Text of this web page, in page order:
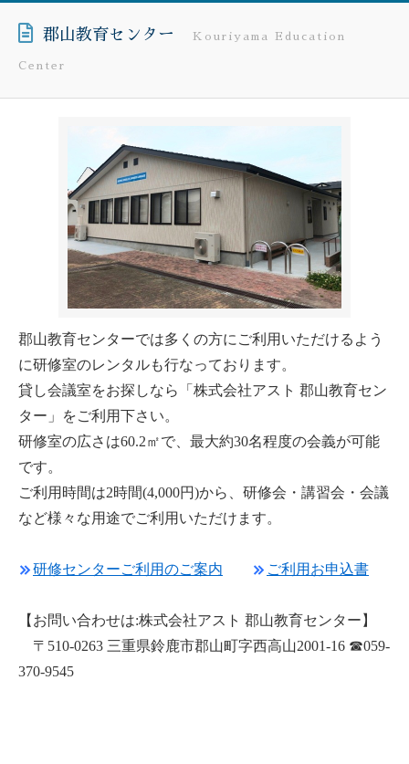
郡山教育センター Kouriyama Education
Center
郡山教育センターでは多くの方にご利用いただけるよう
に研修室のレンタルも行なっております。
貸し会議室をお探しなら「株式会社アスト 郡山教育セン
ター」をご利用下さい。
研修室の広さは60.2㎡で、最大約30名程度の会義が可能
です。
ご利用時間は2時間(4,000円)から、研修会・講習会・会議
など様々な用途でご利用いただけます。
研修センターご利用のご案内 ご利用お申込書
【お問い合わせは:株式会社アスト 郡山教育センター】
〒510-0263 三重県鈴鹿市郡山町字西高山2001-16 ☎059-
370-9545